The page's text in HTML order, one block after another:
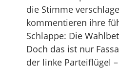
die Stimme
kommentieren ihre
Schlappe: Die
Doch das ist nur
der linke Parteiflügel